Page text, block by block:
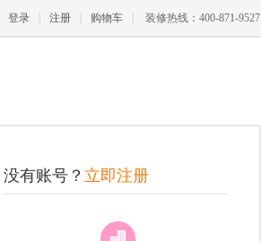
登录 注册 购物车 装修热线：400-871-9527
没有账号？ 立即注册